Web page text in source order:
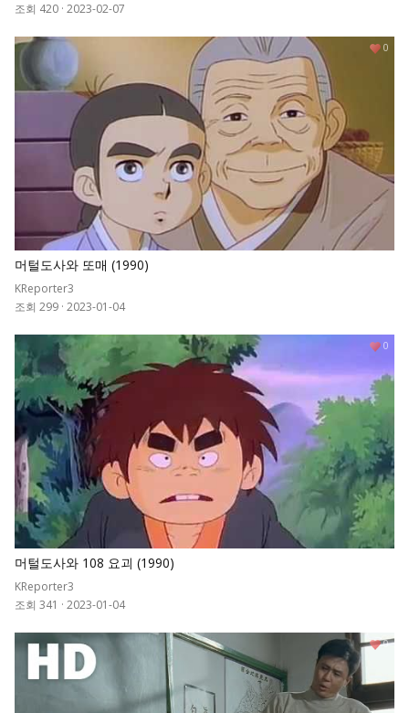
조회 420 · 2023-02-07
머털도사와 또매 (1990)
KReporter3
조회 299 · 2023-01-04
0
머털도사와 108 요괴 (1990)
KReporter3
조회 341 · 2023-01-04
0
0